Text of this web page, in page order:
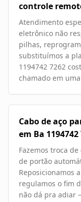
controle
Atendimento
eletrônico não
pilhas,
substituímos a
1194742 7262
chamado em
Cabo de aço
em Ba 1194742
Fazemos troca
de portão
Reposicionamos
regulamos o fim
não dá pra adiar